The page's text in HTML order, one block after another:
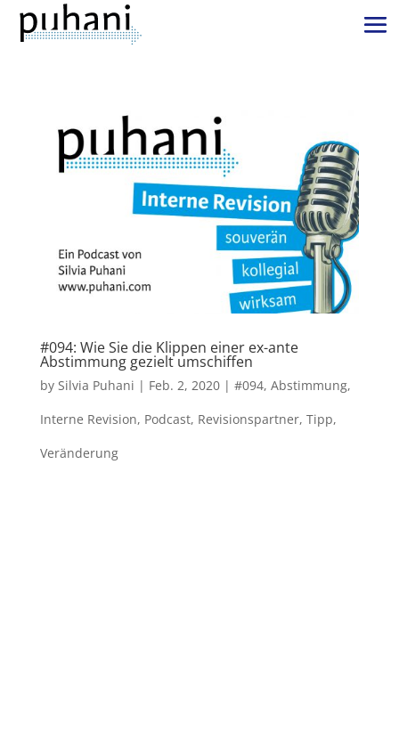
#094: Wie Sie die Klippen einer ex-ante
Abstimmung gezielt umschiffen
by Silvia Puhani | Feb. 2, 2020| #094, Abstimmung,
Interne Revision, Podcast, Revisionspartner, Tipp,
Veränderung